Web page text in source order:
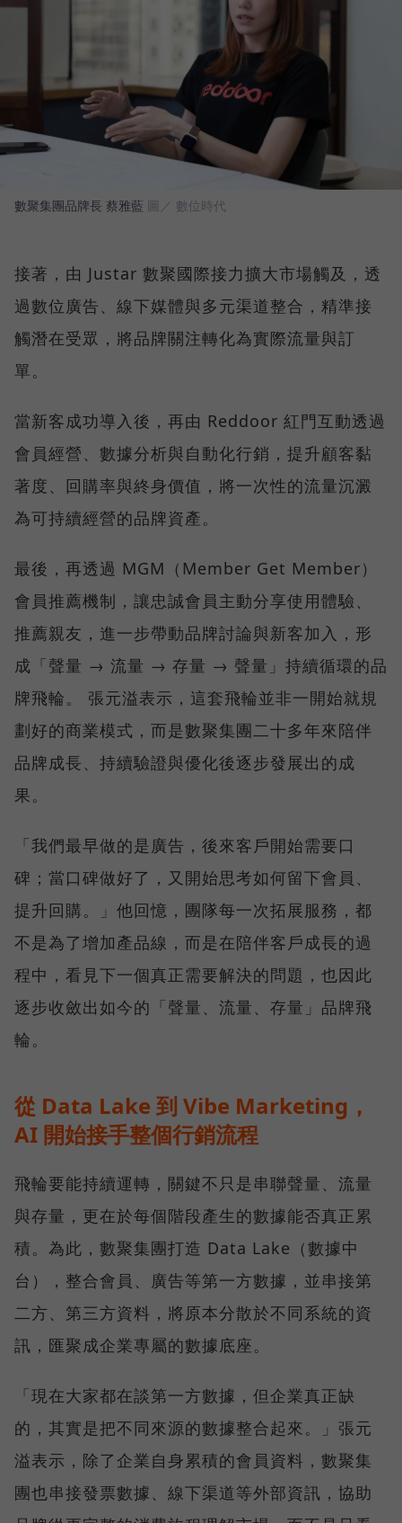
數聚集團品牌長 蔡雅藍 圖／ 數位時代
接著，由 Justar 數聚國際接力擴大市場觸及，透
過數位廣告、線下媒體與多元渠道整合，精準接
觸潛在受眾，將品牌關注轉化為實際流量與訂
單。
當新客成功導入後，再由 Reddoor 紅門互動透過
會員經營、數據分析與自動化行銷，提升顧客黏
著度、回購率與終身價值，將一次性的流量沉澱
為可持續經營的品牌資產。
最後，再透過 MGM（Member Get Member）
會員推薦機制，讓忠誠會員主動分享使用體驗、
推薦親友，進一步帶動品牌討論與新客加入，形
成「聲量 → 流量 → 存量 → 聲量」持續循環的品
牌飛輪。 張元溢表示，這套飛輪並非一開始就規
劃好的商業模式，而是數聚集團二十多年來陪伴
品牌成長、持續驗證與優化後逐步發展出的成
果。
「我們最早做的是廣告，後來客戶開始需要口
碑；當口碑做好了，又開始思考如何留下會員、
提升回購。」他回憶，團隊每一次拓展服務，都
不是為了增加產品線，而是在陪伴客戶成長的過
程中，看見下一個真正需要解決的問題，也因此
逐步收斂出如今的「聲量、流量、存量」品牌飛
輪。
從 Data Lake 到 Vibe Marketing，
AI 開始接手整個行銷流程
飛輪要能持續運轉，關鍵不只是串聯聲量、流量
與存量，更在於每個階段產生的數據能否真正累
積。為此，數聚集團打造 Data Lake（數據中
台），整合會員、廣告等第一方數據，並串接第
二方、第三方資料，將原本分散於不同系統的資
訊，匯聚成企業專屬的數據底座。
「現在大家都在談第一方數據，但企業真正缺
的，其實是把不同來源的數據整合起來。」張元
溢表示，除了企業自身累積的會員資料，數聚集
團也串接發票數據、線下渠道等外部資訊，協助